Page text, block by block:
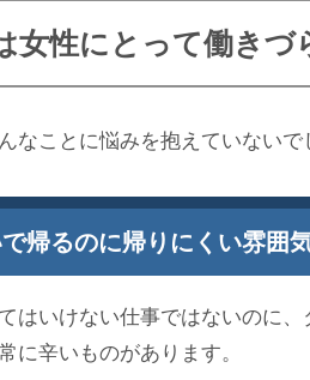
女性にとって働きづ
なことに悩みを抱えていないで
帰るのに帰りにくい雰囲
はいけない仕事ではないのに、
に辛いものがあります。